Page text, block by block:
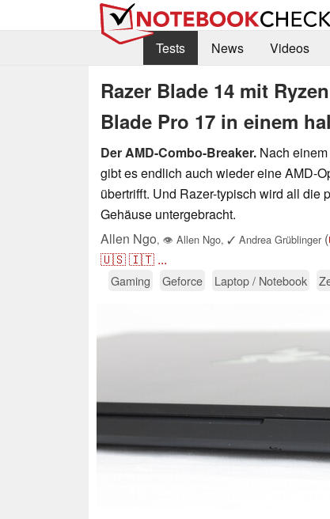
Tests
News Videos
Razer Blade 14 mit
Blade Pro 17 in einem
Der AMD-Combo-Breaker. Nach
gibt es endlich auch wieder eine AMD-
übertrifft. Und Razer-typisch wird all
Gehäuse untergebracht.
Allen Ngo, 👁 Allen Ngo, ✓ Andrea Grüblinger (
🇺🇸🇮🇹 ...
Gaming Geforce Laptop / Notebook